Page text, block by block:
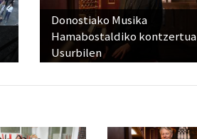
Donostiako Musika
Hamabostaldiko kontzertua
Usurbilen